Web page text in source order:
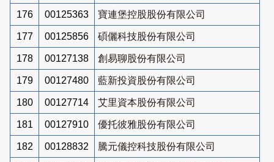
176 00125363 寶連堡控股股份有限公司
177 00125856 碩儷科技股份有限公司
178 00127138 創易聊股份有限公司
179 00127480 藍新投資股份有限公司
180 00127714 艾里資本股份有限公司
181 00127910 優托彼雅股份有限公司
182 00128832 騰元儀控科技股份有限公司